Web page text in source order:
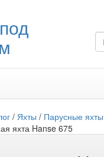
/ Яхты / Парусные яхты
яхта Hanse 675